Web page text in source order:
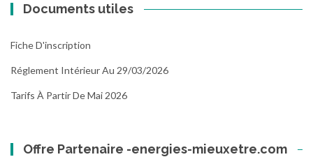
Documents utiles
Fiche D'inscription
Réglement Intérieur Au 29/03/2026
Tarifs À Partir De Mai 2026
Offre Partenaire -energies-mieuxetre.com